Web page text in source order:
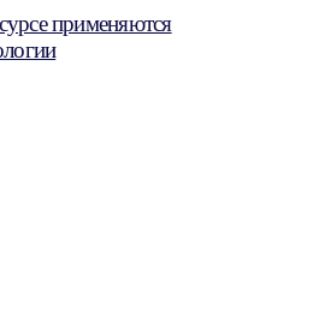
применяются